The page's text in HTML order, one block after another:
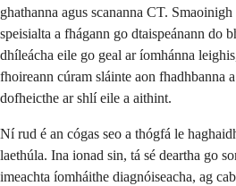
ghathanna agus scananna CT.
speisialta a fhágann go dtaispeánann do
dhíleácha eile go geal ar íomhánna
fhoireann cúram sláinte aon fhadhbanna
dofheicthe ar shlí eile a aithint.
Ní rud é an cógas seo a thógfá le
laethúla. Ina ionad sin, tá sé deartha go
imeachta íomháithe diagnóiseacha, ag